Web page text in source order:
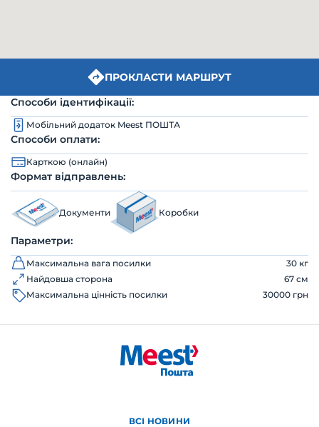
ПРОКЛАСТИ МАРШРУТ
Способи ідентифікації:
Мобільний додаток Meest ПОШТА
Способи оплати:
Карткою (онлайн)
Формат відправлень:
Документи Коробки
Параметри:
Максимальна вага посилки
30 кг
Найдовша сторона
67 см
Максимальна цінність посилки
30000 грн
ВСІ НОВИНИ